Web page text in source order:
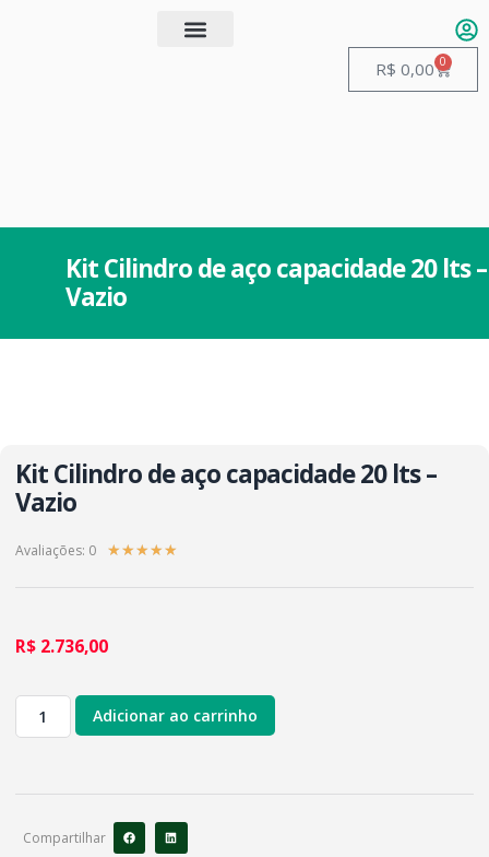
R$ 0,00 0
Kit Cilindro de aço capacidade 20 lts –
Vazio
Kit Cilindro de aço capacidade 20 lts –
Vazio
Avaliações: 0 ★★★★★
R$ 2.736,00
Adicionar ao carrinho
Compartilhar